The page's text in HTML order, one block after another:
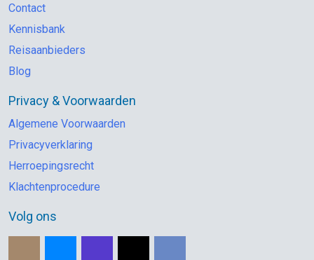
Contact
Kennisbank
Reisaanbieders
Blog
Privacy & Voorwaarden
Algemene Voorwaarden
Privacyverklaring
Herroepingsrecht
Klachtenprocedure
Volg ons